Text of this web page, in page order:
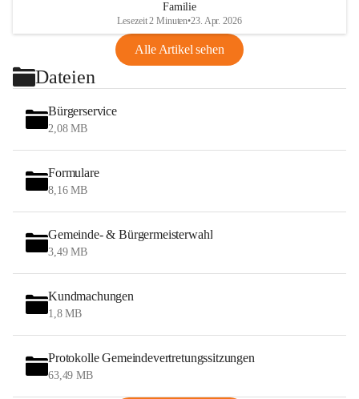
Familie
Lesezeit 2 Minuten•23. Apr. 2026
Alle Artikel sehen
Dateien
Bürgerservice
2,08 MB
Formulare
8,16 MB
Gemeinde- & Bürgermeisterwahl
3,49 MB
Kundmachungen
1,8 MB
Protokolle Gemeindevertretungssitzungen
63,49 MB